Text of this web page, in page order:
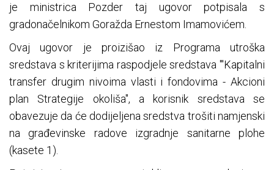
je ministrica Pozder taj ugovor potpisala s
gradonačelnikom Goražda Ernestom Imamovićem.
Ovaj ugovor je proizišao iz Programa utroška
sredstava s kriterijima raspodjele sredstava "'Kapitalni
transfer drugim nivoima vlasti i fondovima - Akcioni
plan Strategije okoliša", a korisnik sredstava se
obavezuje da će dodijeljena sredstva trošiti namjenski
na građevinske radove izgradnje sanitarne plohe
(kasete 1).